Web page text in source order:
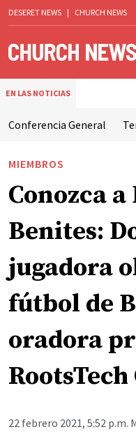
DESERET NEWS | CHURCH NEWS
EN LAS NOTICIAS
Conferencia General
MIEMBROS
Conozca
Benites:
jugadora
fútbol de
oradora
22 febrero 2021, 5:52 p.m.